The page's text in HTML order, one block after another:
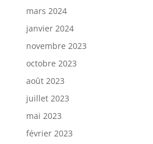
mars 2024
janvier 2024
novembre 2023
octobre 2023
août 2023
juillet 2023
mai 2023
février 2023